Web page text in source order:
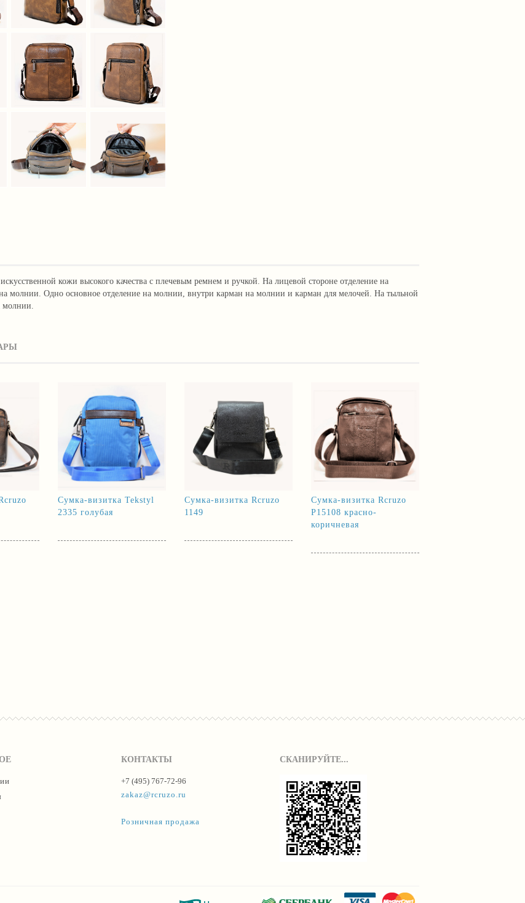
кожи высокого качества с плечевым ремнем и ручкой. На лицевой стороне отделение на
молнии. Одно основное отделение на молнии, внутри карман на молнии и карман для мелочей. На тыльной
молнии.
Сумка-визитка Tekstyl
2335 голубая
Сумка-визитка Rcruzo
1149
Сумка-визитка Rcruzo
Р15108 красно-
коричневая
КОНТАКТЫ
+7 (495) 767-72-96
zakaz@rcruzo.ru
Розничная продажа
СКАНИРУЙТЕ...